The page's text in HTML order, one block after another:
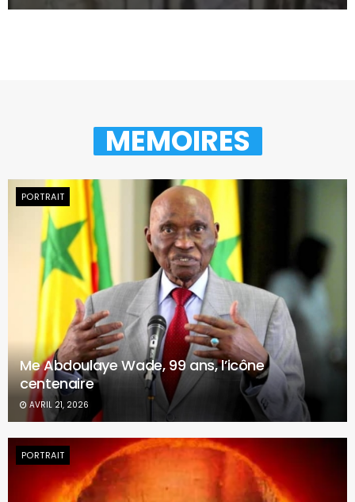
MEMOIRES
PORTRAIT
Me Abdoulaye Wade, 99 ans, l’icône
centenaire
AVRIL 21, 2026
PORTRAIT